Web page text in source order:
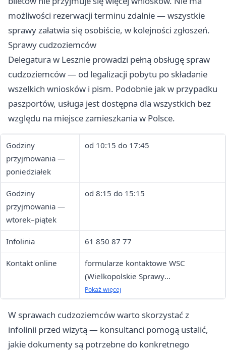
możliwości rezerwacji terminu zdalnie — wszystkie
sprawy załatwia się osobiście, w kolejności zgłoszeń.
Sprawy cudzoziemców
Delegatura w Lesznie prowadzi pełną obsługę spraw
cudzoziemców — od legalizacji pobytu po składanie
wszelkich wniosków i pism. Podobnie jak w przypadku
paszportów, usługa jest dostępna dla wszystkich bez
względu na miejsce zamieszkania w Polsce.
Godziny
przyjmowania —
poniedziałek
od 10:15 do 17:45
Godziny
przyjmowania —
wtorek–piątek
od 8:15 do 15:15
Infolinia 61 850 87 77
Kontakt online
formularze kontaktowe WSC
(Wielkopolskie Sprawy
Cudzoziemców)
Pokaż więcej
W sprawach cudzoziemców warto skorzystać z
infolinii przed wizytą — konsultanci pomogą ustalić,
jakie dokumenty są potrzebne do konkretnego